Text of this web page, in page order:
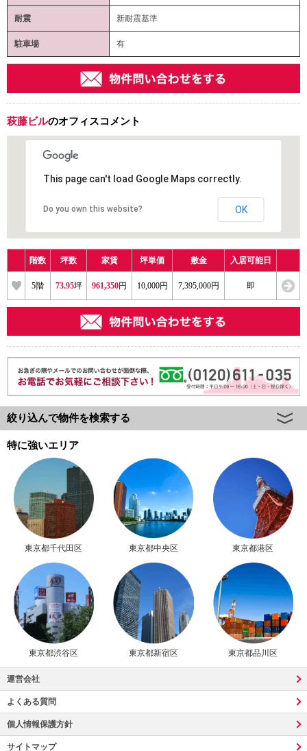
耐震 新耐震基準
駐車場 有
萩藤ビルのオフィスコメント
This page can't load Google Maps correctly.
Do you own this website? OK
階数 坪数 家賃 坪単価 敷金 入居可能日
5階 73.95坪 961,350円 10,000円 7,395,000円 即
絞り込んで物件を検索する
特に強いエリア
東京都千代田区 東京都中央区 東京都港区
東京都渋谷区 東京都新宿区 東京都品川区
運営会社
よくある質問
個人情報保護方針
サイトマップ